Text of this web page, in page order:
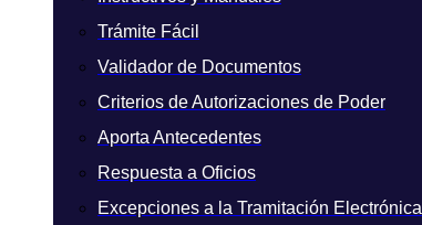
Trámite Fácil
Validador de Documentos
Criterios de Autorizaciones de Poder
Aporta Antecedentes
Respuesta a Oficios
Excepciones a la Tramitación Electrónica